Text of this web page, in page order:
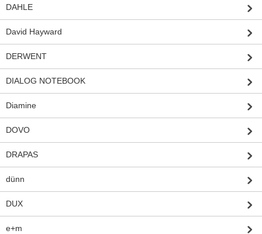
DAHLE
David Hayward
DERWENT
DIALOG NOTEBOOK
Diamine
DOVO
DRAPAS
dünn
DUX
e+m